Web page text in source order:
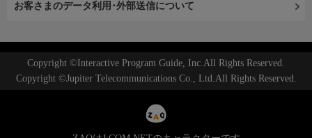
お客さまのデータ利用･外部送信について
Copyright ©Interactive Program Guide, Inc.All Rights Reserved.
Copyright ©Jupiter Telecommunications Co., Ltd.All Rights Reserved.